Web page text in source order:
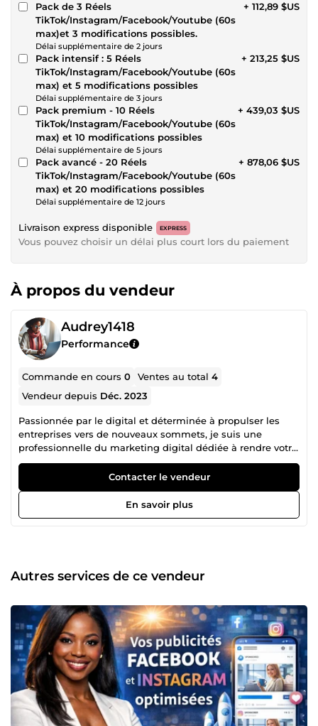
Pack de 3 Réels
TikTok/Instagram/Facebook/Youtube (60s
max)et 3 modifications possibles.
Délai supplémentaire de 2 jours
+ 112,89 $US
Pack intensif : 5 Réels
TikTok/Instagram/Facebook/Youtube (60s
max) et 5 modifications possibles
Délai supplémentaire de 3 jours
+ 213,25 $US
Pack premium - 10 Réels
TikTok/Instagram/Facebook/Youtube (60s
max) et 10 modifications possibles
Délai supplémentaire de 5 jours
+ 439,03 $US
Pack avancé - 20 Réels
TikTok/Instagram/Facebook/Youtube (60s
max) et 20 modifications possibles
Délai supplémentaire de 12 jours
+ 878,06 $US
Livraison express disponible EXPRESS
Vous pouvez choisir un délai plus court lors du paiement
À propos du vendeur
Audrey1418
Performance
Commande en cours0 Ventes au total4
Vendeur depuis Déc. 2023
Passionnée par le digital et déterminée à propulser les
entreprises vers de nouveaux sommets, je suis une
professionnelle du marketing digital dédiée à rendre votre
entreprise incontournable dans l'univers en ligne.
Contacter le vendeur
En savoir plus
Autres services de ce vendeur